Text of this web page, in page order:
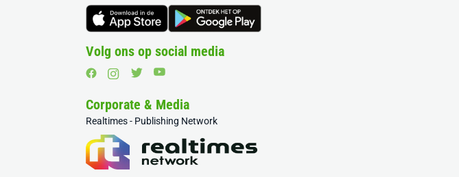
Volg ons op social media
Corporate & Media
Realtimes - Publishing Network